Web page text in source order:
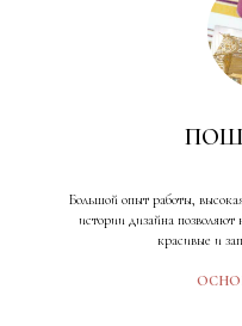
Большой опыт работы,
истории дизайна позволяют
красивые и